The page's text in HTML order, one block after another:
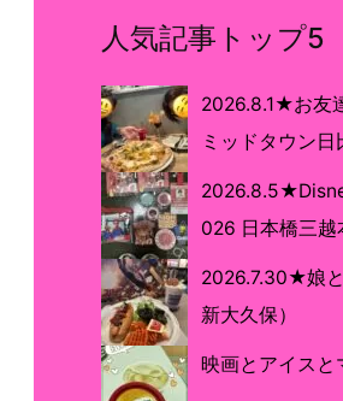
人気記事トップ5
2026.8.1★お友
ミッドタウン日
026 日本橋三越
2026.7.30★娘
新大久保）
映画とアイスと